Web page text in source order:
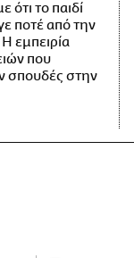
ότι το παιδί
ποτέ από την
εμπειρία
που
σπουδές στην